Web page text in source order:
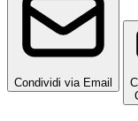
Condividi via Email